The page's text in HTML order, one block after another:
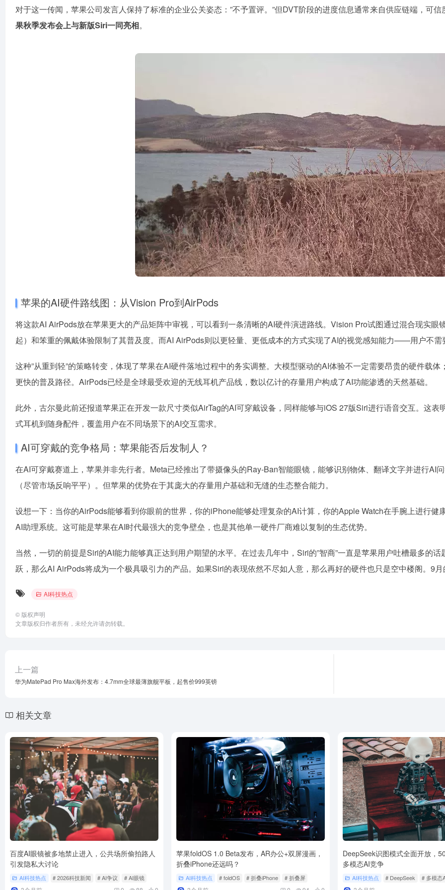
对于这一传闻，苹果公司发言人保持了标准的企业公关姿态：”不予置评。”但DVT阶段的进度信息通常来自供应链端，可
果秋季发布会上与新版Siri一同亮相。
苹果的AI硬件路线图：从Vision Pro到AirPods
将这款AI AirPods放在苹果更大的产品矩阵中审视，可以看到一条清晰的AI硬件演进路线。Vision Pro试图通过混合现实
起）和笨重的佩戴体验限制了其普及度。而AI AirPods则以更轻量、更低成本的方式实现了AI的视觉感知能力——用户不
这种”从重到轻”的策略转变，体现了苹果在AI硬件落地过程中的务实调整。大模型驱动的AI体验不一定需要昂贵的硬件载
更快的普及路径。AirPods已经是全球最受欢迎的无线耳机产品线，数以亿计的存量用户构成了AI功能渗透的天然基础。
此外，古尔曼此前还报道苹果正在开发一款尺寸类似AirTag的AI可穿戴设备，同样能够与iOS 27版Siri进行语音交互。这
式耳机到随身配件，覆盖用户在不同场景下的AI交互需求。
AI可穿戴的竞争格局：苹果能否后发制人？
在AI可穿戴赛道上，苹果并非先行者。Meta已经推出了带摄像头的Ray-Ban智能眼镜，能够识别物体、翻译文字并进行AI
（尽管市场反响平平）。但苹果的优势在于其庞大的存量用户基础和无缝的生态整合能力。
设想一下：当你的AirPods能够看到你眼前的世界，你的iPhone能够处理复杂的AI计算，你的Apple Watch在手腕上进行
AI助理系统。这可能是苹果在AI时代最强大的竞争壁垒，也是其他单一硬件厂商难以复制的生态优势。
当然，一切的前提是Siri的AI能力能够真正达到用户期望的水平。在过去几年中，Siri的”智商”一直是苹果用户吐槽最多的
跃，那么AI AirPods将成为一个极具吸引力的产品。如果Siri的表现依然不尽如人意，那么再好的硬件也只是空中楼阁。9
AI科技热点
© 版权声明
文章版权归作者所有，未经允许请勿转载。
上一篇
华为MatePad Pro Max海外发布：4.7mm全球最薄旗舰平板，起售价999英镑
相关文章
百度AI眼镜被多地禁止进入，公共场所偷拍路人
引发隐私大讨论
AI科技热点 # 2026科技新闻 # AI争议 # AI眼镜
苹果foldOS 1.0 Beta发布，AR办公+双屏漫画，
折叠iPhone还远吗？
AI科技热点 # foldOS # 折叠iPhone # 折叠屏
DeepSeek识图模式全面开放，
多模态AI竞争
AI科技热点 # DeepSeek # 多模态